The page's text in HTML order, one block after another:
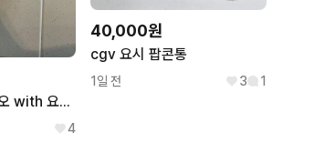
미개봉) 슈퍼마리오 with 요시 제일복권 c상 머그컵
4
40,000원
cgv 요시 팝콘통
1일 전 3 1